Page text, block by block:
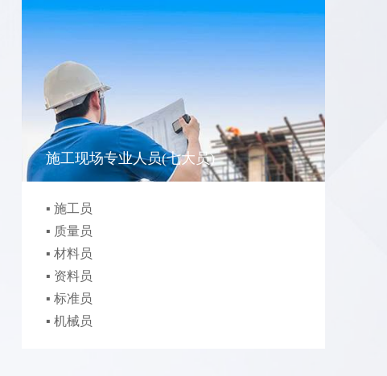
施工现场专业人员(七大员)
▪ 施工员
▪ 质量员
▪ 材料员
▪ 资料员
▪ 标准员
▪ 机械员